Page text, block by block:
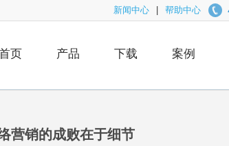
新闻中心 帮助中心
页 产品 下载 案例
营销的成败在于细节